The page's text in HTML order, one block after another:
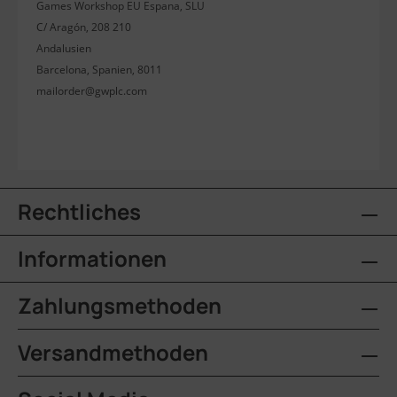
Games Workshop EU Espana, SLU
C/ Aragón, 208 210
Andalusien
Barcelona, Spanien, 8011
mailorder@gwplc.com
Rechtliches
Informationen
Zahlungsmethoden
Versandmethoden